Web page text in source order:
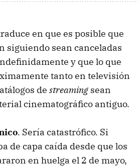
en que es posible que
siguiendo sean canceladas
y que lo que
tanto en televisión
de streaming sean
cinematográfico antiguo.
. Sería catastrófico. Si
de capa caída desde que los
en huelga el 2 de mayo,